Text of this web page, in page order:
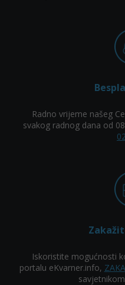
Radno vrijeme našeg
svakog radnog dana od
Iskoristite mogućnosti
portalu eKvarner.info,